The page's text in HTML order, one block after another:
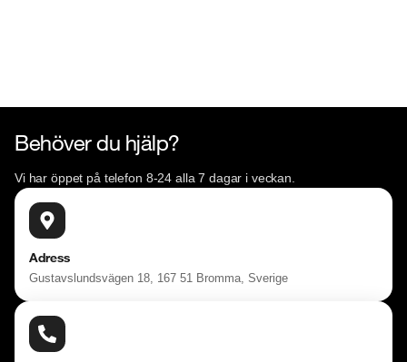
Behöver du hjälp?
Vi har öppet på telefon 8-24 alla 7 dagar i veckan.
Adress
Gustavslundsvägen 18, 167 51 Bromma, Sverige